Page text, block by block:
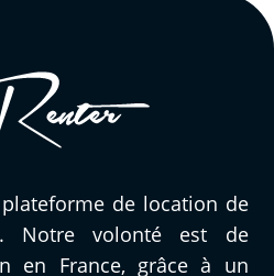
de location de
Notre volonté est de
en France, grâce à un